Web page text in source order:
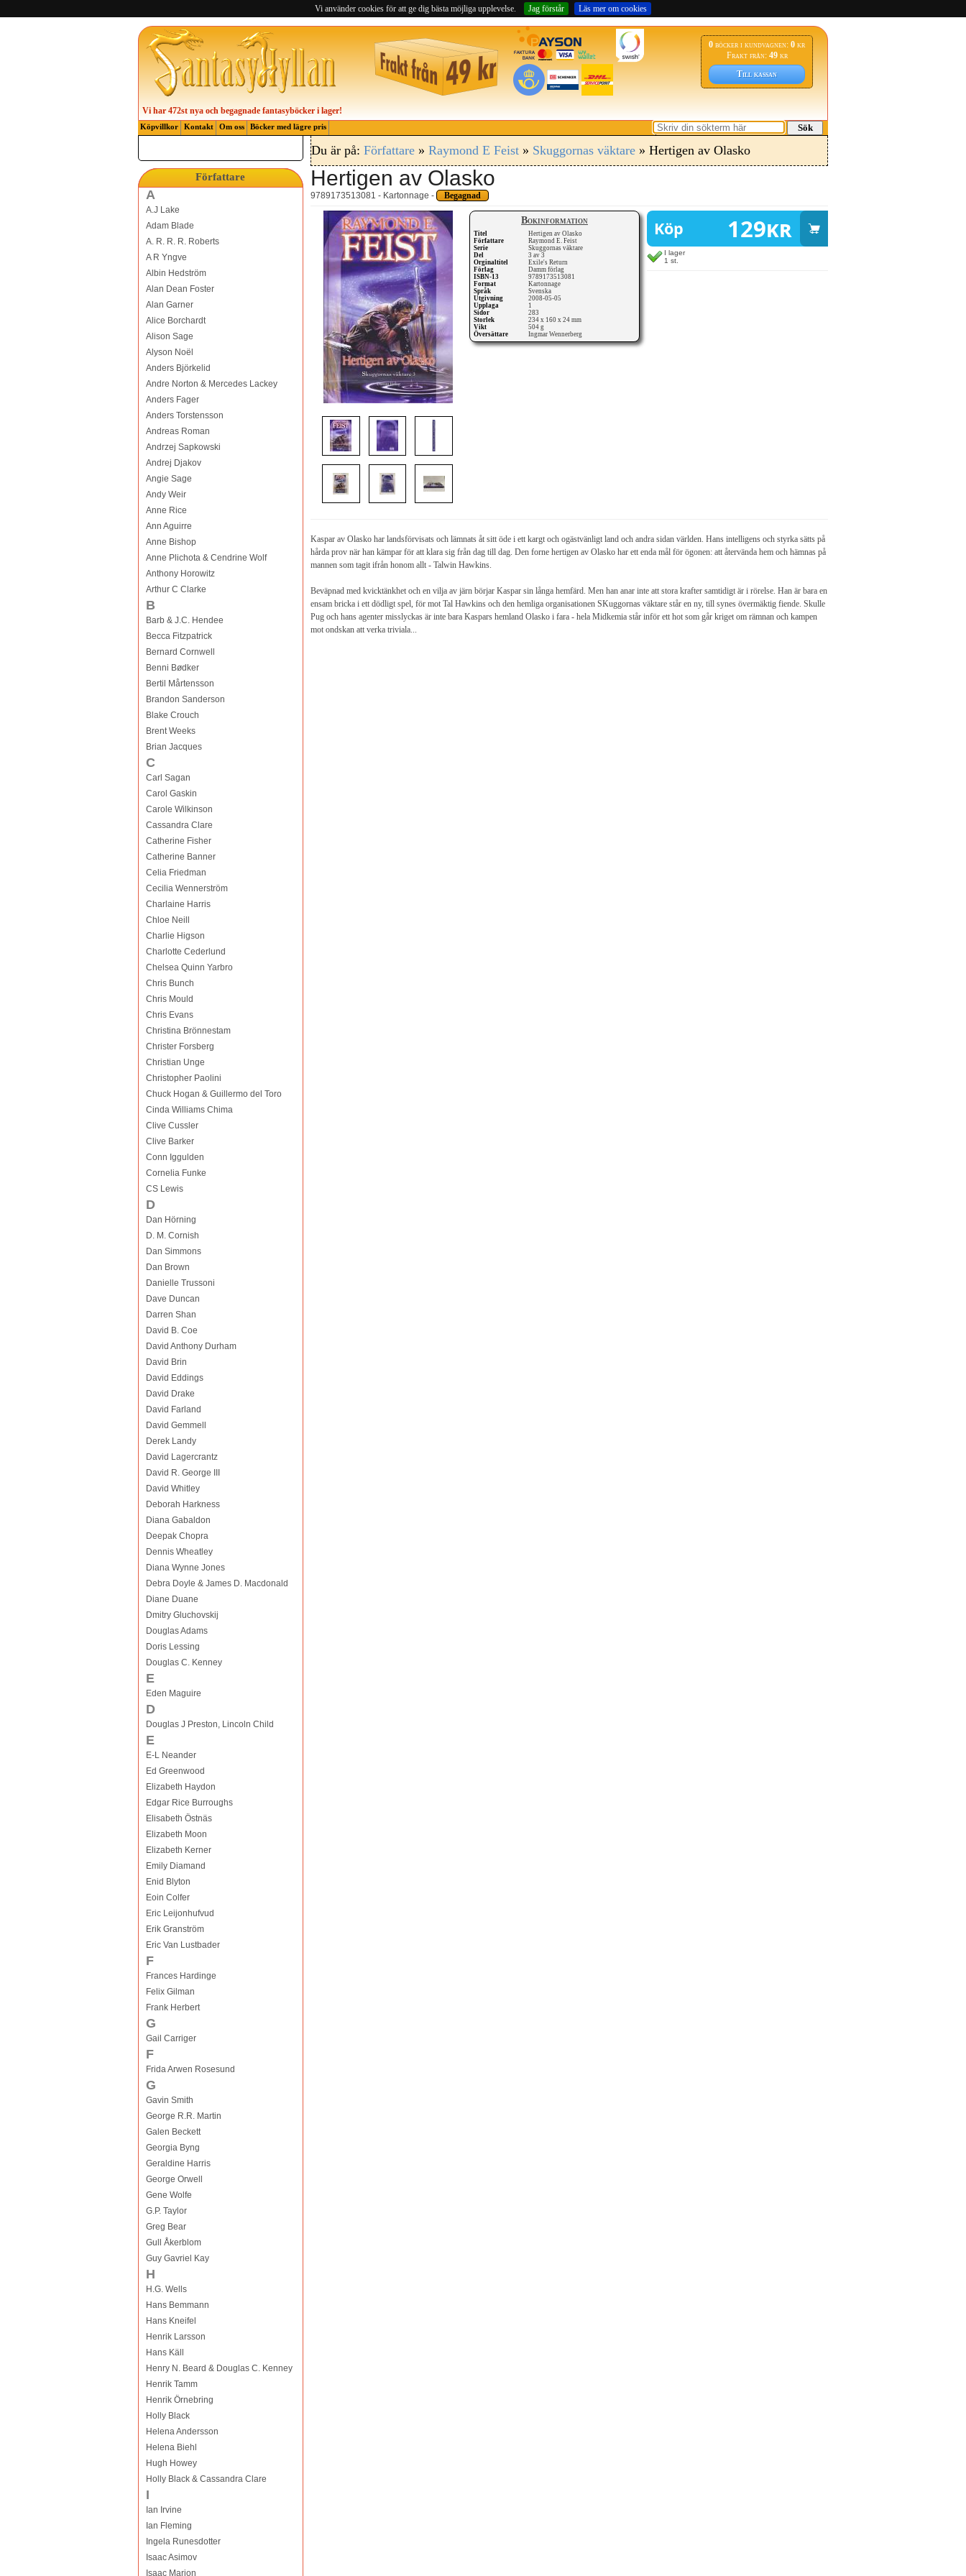
Vi använder cookies för att ge dig bästa möjliga upplevelse. Jag förstår Läs mer om cookies
0 böcker i kundvagnen:0kr
Frakt från: 49kr
Till kassan
Vi har 472st nya och begagnade fantasyböcker i lager!
Köpvillkor Kontakt Om oss Böcker med lägre pris Sök
Författare
A
A.J Lake
Adam Blade
A. R. R. R. Roberts
A R Yngve
Albin Hedström
Alan Dean Foster
Alan Garner
Alice Borchardt
Alison Sage
Alyson Noël
Anders Björkelid
Andre Norton & Mercedes Lackey
Anders Fager
Anders Torstensson
Andreas Roman
Andrzej Sapkowski
Andrej Djakov
Angie Sage
Andy Weir
Anne Rice
Ann Aguirre
Anne Bishop
Anne Plichota & Cendrine Wolf
Anthony Horowitz
Arthur C Clarke
B
Barb & J.C. Hendee
Becca Fitzpatrick
Bernard Cornwell
Benni Bødker
Bertil Mårtensson
Brandon Sanderson
Blake Crouch
Brent Weeks
Brian Jacques
C
Carl Sagan
Carol Gaskin
Carole Wilkinson
Cassandra Clare
Catherine Fisher
Catherine Banner
Celia Friedman
Cecilia Wennerström
Charlaine Harris
Chloe Neill
Charlie Higson
Charlotte Cederlund
Chelsea Quinn Yarbro
Chris Bunch
Chris Mould
Chris Evans
Christina Brönnestam
Christer Forsberg
Christian Unge
Christopher Paolini
Chuck Hogan & Guillermo del Toro
Cinda Williams Chima
Clive Cussler
Clive Barker
Conn Iggulden
Cornelia Funke
CS Lewis
D
Dan Hörning
D. M. Cornish
Dan Simmons
Dan Brown
Danielle Trussoni
Dave Duncan
Darren Shan
David B. Coe
David Anthony Durham
David Brin
David Eddings
David Drake
David Farland
David Gemmell
Derek Landy
David Lagercrantz
David R. George III
David Whitley
Deborah Harkness
Diana Gabaldon
Deepak Chopra
Dennis Wheatley
Diana Wynne Jones
Debra Doyle & James D. Macdonald
Diane Duane
Dmitry Gluchovskij
Douglas Adams
Doris Lessing
Douglas C. Kenney
E
Eden Maguire
D
Douglas J Preston, Lincoln Child
E
E-L Neander
Ed Greenwood
Elizabeth Haydon
Edgar Rice Burroughs
Elisabeth Östnäs
Elizabeth Moon
Elizabeth Kerner
Emily Diamand
Enid Blyton
Eoin Colfer
Eric Leijonhufvud
Erik Granström
Eric Van Lustbader
F
Frances Hardinge
Felix Gilman
Frank Herbert
G
Gail Carriger
F
Frida Arwen Rosesund
G
Gavin Smith
George R.R. Martin
Galen Beckett
Georgia Byng
Geraldine Harris
George Orwell
Gene Wolfe
G.P. Taylor
Greg Bear
Gull Åkerblom
Guy Gavriel Kay
H
H.G. Wells
Hans Bemmann
Hans Kneifel
Henrik Larsson
Hans Käll
Henry N. Beard & Douglas C. Kenney
Henrik Tamm
Henrik Örnebring
Holly Black
Helena Andersson
Helena Biehl
Hugh Howey
Holly Black & Cassandra Clare
I
Ian Irvine
Ian Fleming
Ingela Runesdotter
Isaac Asimov
Isaac Marion
Du är på: Författare» Raymond E Feist» Skuggornas väktare» Hertigen av Olasko
Hertigen av Olasko
9789173513081 - Kartonnage - Begagnad
Bokinformation
Titel
Hertigen av Olasko
Författare
Raymond E. Feist
Serie
Skuggornas väktare
Del
3 av 3
Orginaltitel
Exile's Return
Förlag
Damm förlag
ISBN-13
9789173513081
Format
Kartonnage
Språk
Svenska
Utgivning
2008-05-05
Upplaga
1
Sidor
283
Storlek
234 x 160 x 24 mm
Vikt
504 g
Översättare
Ingmar Wennerberg
Köp 129kr
I lager
1 st.
Kaspar av Olasko har landsförvisats och lämnats åt sitt öde i ett kargt och ogästvänligt land och andra sidan världen. Hans intelligens och styrka sätts på
hårda prov när han kämpar för att klara sig från dag till dag. Den forne hertigen av Olasko har ett enda mål för ögonen: att återvända hem och hämnas på
mannen som tagit ifrån honom allt - Talwin Hawkins.
Beväpnad med kvicktänkhet och en vilja av järn börjar Kaspar sin långa hemfärd. Men han anar inte att stora krafter samtidigt är i rörelse. Han är bara en
ensam bricka i ett dödligt spel, för mot Tal Hawkins och den hemliga organisationen SKuggornas väktare står en ny, till synes övermäktig fiende. Skulle
Pug och hans agenter misslyckas är inte bara Kaspars hemland Olasko i fara - hela Midkemia står inför ett hot som går kriget om rämnan och kampen
mot ondskan att verka triviala...